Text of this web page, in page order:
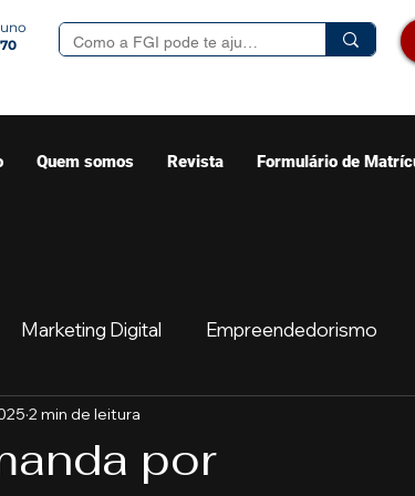
Quem somos Revista Formulário de
Marketing Digital Empreendedorismo
Começar
por
2 min de leitura